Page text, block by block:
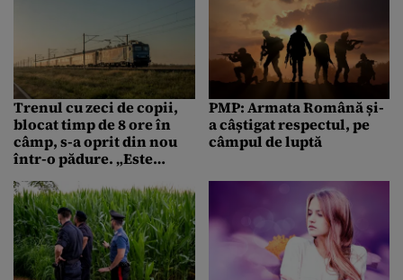
Trenul cu zeci de copii,
blocat timp de 8 ore în
câmp, s-a oprit din nou
într-o pădure. „Este
corn cu ciocolată și o
sticlă de apă”
PMP: Armata Română și-
a câștigat respectul, pe
câmpul de luptă